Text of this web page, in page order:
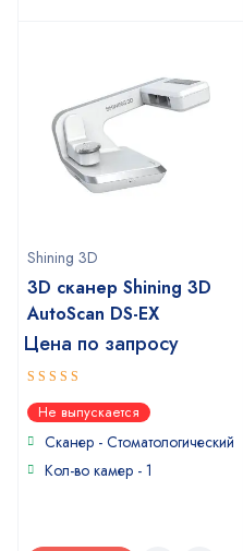
Shining 3D
3D сканер Shining 3D
AutoScan DS-EX
Цена по запросу
4.67out
of 5Не выпускается
Сканер - Стоматологический
Кол-во камер - 1